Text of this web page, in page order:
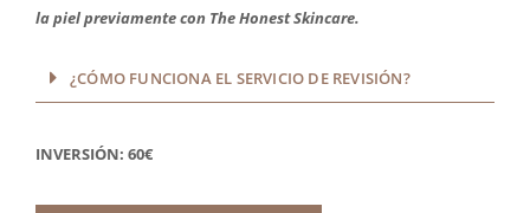
la piel previamente con The Honest Skincare.
¿CÓMO FUNCIONA EL SERVICIO DE REVISIÓN?
INVERSIÓN: 60€